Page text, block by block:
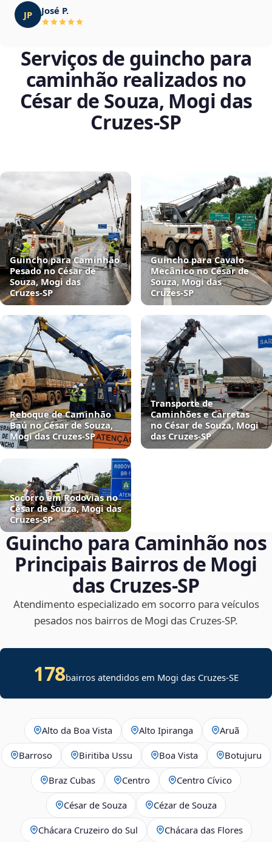
JP José P.
Serviços de guincho para
caminhão realizados no
César de Souza, Mogi das
Cruzes‑SP
Guincho para Caminhão
Pesado no César de
Souza, Mogi das
Cruzes‑SP
Guincho para Cavalo
Mecânico no César de
Souza, Mogi das
Cruzes‑SP
Reboque de Caminhão
Baú no César de Souza,
Mogi das Cruzes‑SP
Transporte de
Caminhões e Carretas
no César de Souza, Mogi
das Cruzes‑SP
Socorro em Rodovias no
César de Souza, Mogi das
Cruzes‑SP
Guincho para Caminhão nos
Principais Bairros de Mogi
das Cruzes‑SP
Atendimento especializado em socorro para veículos
pesados nos bairros de Mogi das Cruzes‑SP.
178bairros atendidos em Mogi das Cruzes-SE
Alto da Boa Vista Alto Ipiranga Aruã
Barroso Biritiba Ussu Boa Vista Botujuru
Braz Cubas Centro Centro Cívico
César de Souza Cézar de Souza
Chácara Cruzeiro do Sul Chácara das Flores